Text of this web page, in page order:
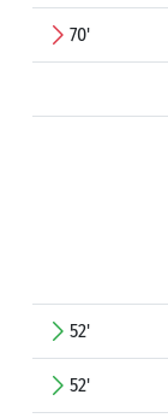
70'
52'
52'